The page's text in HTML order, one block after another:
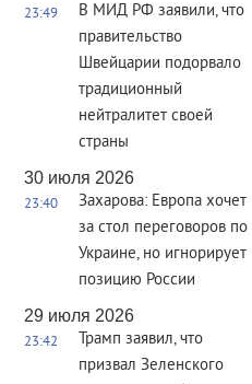
23:49
В МИД РФ заявили, что
правительство
Швейцарии подорвало
традиционный
нейтралитет своей
страны
30 июля 2026
23:40
Захарова: Европа хочет
за стол переговоров по
Украине, но игнорирует
позицию России
29 июля 2026
23:42
Трамп заявил, что
призвал Зеленского